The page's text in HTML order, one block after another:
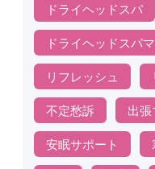
ドライヘッドスパ
ドライヘッドスパ
リフレッシュ
不定愁訴 出
安眠サポート